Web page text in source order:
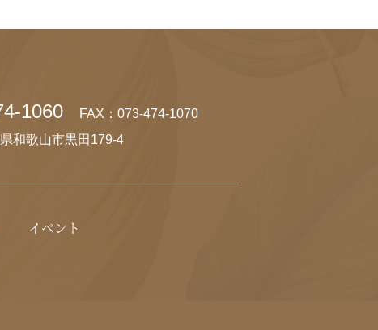
1060
FAX：073-474-1070
和歌山市黒田179-4
イベント